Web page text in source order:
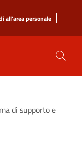
all'area personale |
di supporto e